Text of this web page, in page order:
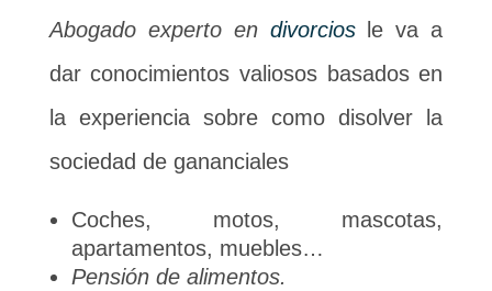
Abogado experto en divorciosle va a
dar conocimientos valiosos basados en
la experiencia sobre como disolver la
sociedad de gananciales
Coches, motos, mascotas,
apartamentos, muebles…
Pensión de alimentos.